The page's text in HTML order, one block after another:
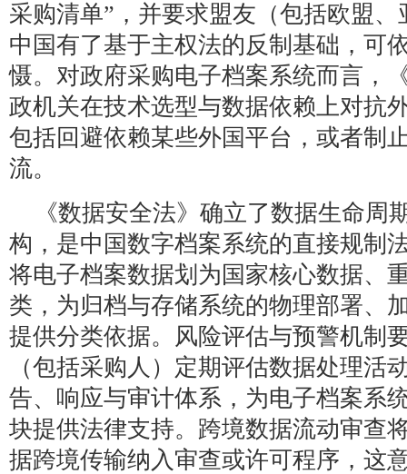
采购清单”，并要求盟友（包括欧盟
中国有了基于主权法的反制基础，可
慑。对政府采购电子档案系统而言，
政机关在技术选型与数据依赖上对抗
包括回避依赖某些外国平台，或者制
流。
《数据安全法》确立了数据生命周
构，是中国数字档案系统的直接规制
将电子档案数据划为国家核心数据、
类，为归档与存储系统的物理部署、
提供分类依据。风险评估与预警机制
（包括采购人）定期评估数据处理活
告、响应与审计体系，为电子档案系
块提供法律支持。跨境数据流动审查
据跨境传输纳入审查或许可程序，这